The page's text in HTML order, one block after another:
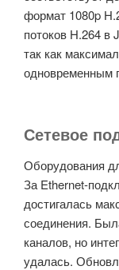
формат 1080p
потоков H.264 в
так как
одновременным
Сетевое
Оборудования
За Ethernet-
достигалась
соединения.
каналов, но
удалась.